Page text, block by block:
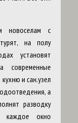
новоселам с
на полу
установят
современные
и сан.узел
а
разводку
каждое окно